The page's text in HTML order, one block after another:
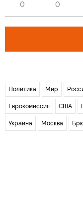
0 0
Политика Мир
Еврокомиссия США
Украина Москва